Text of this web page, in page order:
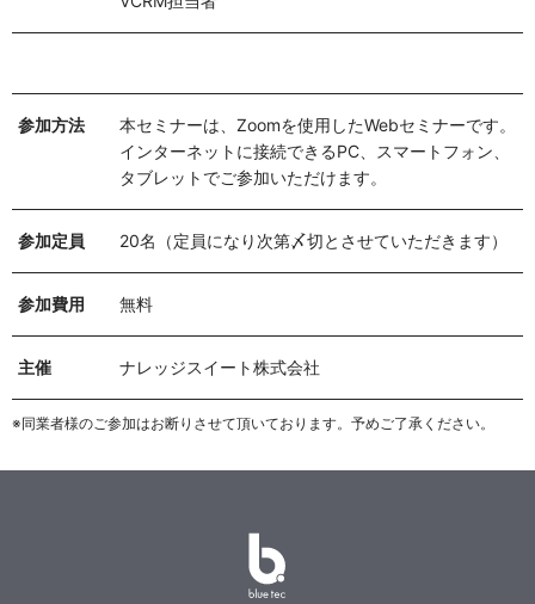
参加方法
本セミナーは、Zoomを使用したWebセミナーです。
インターネットに接続できるPC、スマートフォン、
タブレットでご参加いただけます。
参加定員 20名（定員になり次第〆切とさせていただきます）
参加費用 無料
主催 ナレッジスイート株式会社
※同業者様のご参加はお断りさせて頂いております。予めご了承ください。